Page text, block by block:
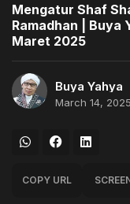
Mengatur Shaf
Ramadhan | Buya
Maret 2025
Buya Yahya
March 14, 2025
COPY URL